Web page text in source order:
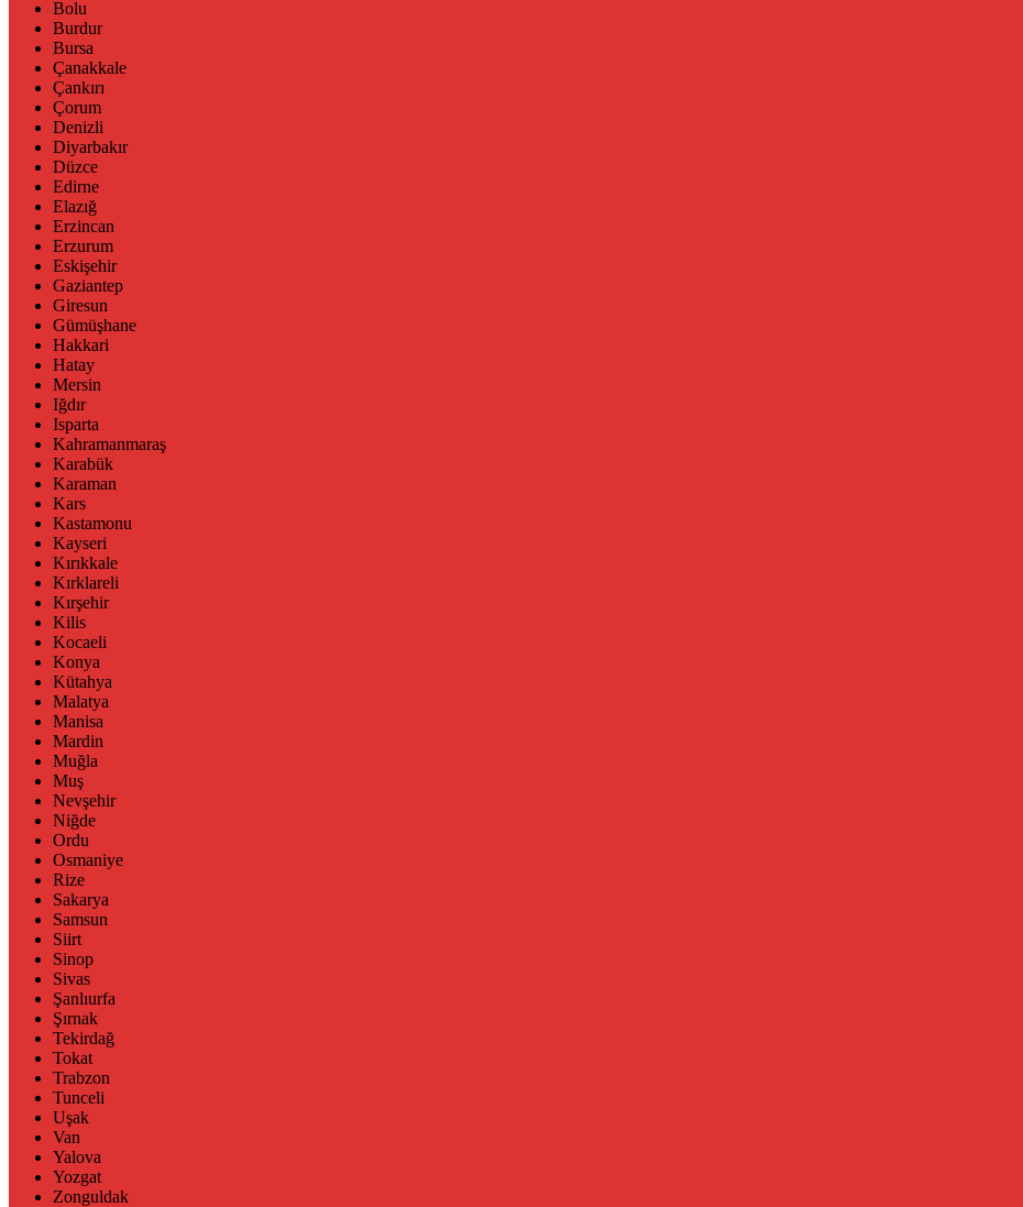
Bolu
Burdur
Bursa
Çanakkale
Çankırı
Çorum
Denizli
Diyarbakır
Düzce
Edirne
Elazığ
Erzincan
Erzurum
Eskişehir
Gaziantep
Giresun
Gümüşhane
Hakkari
Hatay
Mersin
Iğdır
Isparta
Kahramanmaraş
Karabük
Karaman
Kars
Kastamonu
Kayseri
Kırıkkale
Kırklareli
Kırşehir
Kilis
Kocaeli
Konya
Kütahya
Malatya
Manisa
Mardin
Muğla
Muş
Nevşehir
Niğde
Ordu
Osmaniye
Rize
Sakarya
Samsun
Siirt
Sinop
Sivas
Şanlıurfa
Şırnak
Tekirdağ
Tokat
Trabzon
Tunceli
Uşak
Van
Yalova
Yozgat
Zonguldak